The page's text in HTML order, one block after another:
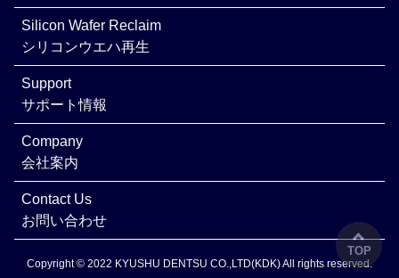
TOP
Silicon Wafer Reclaim
シリコンウエハ再生
Support
サポート情報
Company
会社案内
Contact Us
お問い合わせ
Copyright © 2022 KYUSHU DENTSU CO.,LTD(KDK) All rights reserved.